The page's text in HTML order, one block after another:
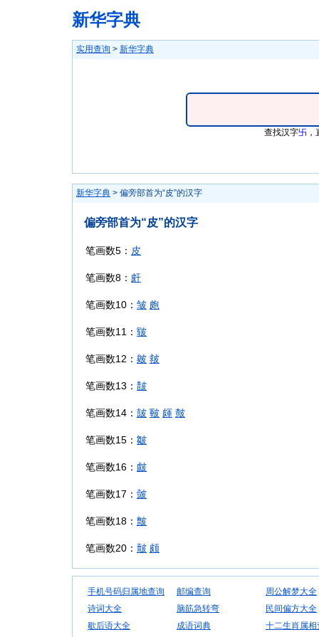
新华字典
实用查询 > 新华字典
查找汉字卐
新华字典 > 偏旁部首为“皮”的汉字
偏旁部首为“皮”的汉字
笔画数5： 皮
笔画数8： 皯
笔画数10： 皱 皰
笔画数11： 皲
笔画数12： 皴 皳
笔画数13： 皵
笔画数14： 皷 皸 皹 皶
笔画数15： 皺
笔画数16： 皻
笔画数17： 皼
笔画数18： 皽
笔画数20： 皾 颇
手机号码归属地查询 邮编查询
周公解梦大全
诗词大全
脑筋急转弯
民间偏方大全
歇后语大全
成语词典
十二生肖属相